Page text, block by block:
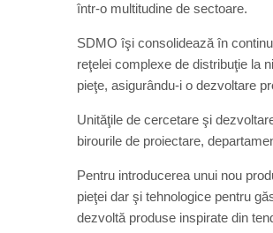
într-o multitudine de sectoare.
SDMO îşi consolidează în
reţelei complexe de distribuţie la
pieţe, asigurându-i o dezvoltare
Unităţile de cercetare şi
birourile de proiectare,
Pentru introducerea unui nou
pieţei dar şi tehnologice pentru
dezvoltă produse inspirate din